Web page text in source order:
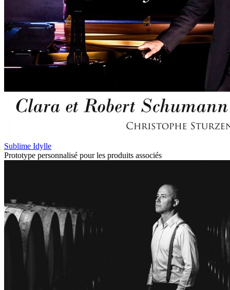
Sublime Idylle
Prototype personnalisé pour les produits associés